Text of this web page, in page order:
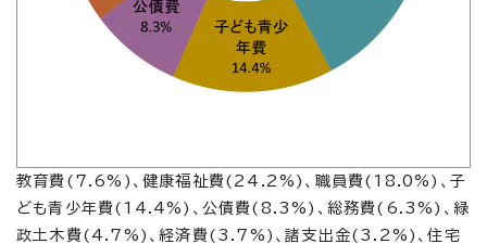
教育費(7.6%)、健康福祉費(24.2%)、職員費(18.0%)、子
ども青少年費(14.4%)、公債費(8.3%)、総務費(6.3%)、緑
政土木費(4.7%)、経済費(3.7%)、諸支出金(3.2%)、住宅